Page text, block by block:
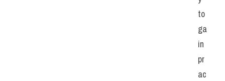
to
ga
in
pr
ac